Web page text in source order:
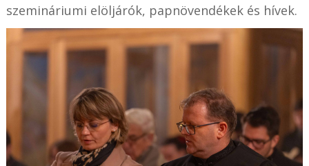
szemináriumi elöljárók, papnövendékek és hívek.